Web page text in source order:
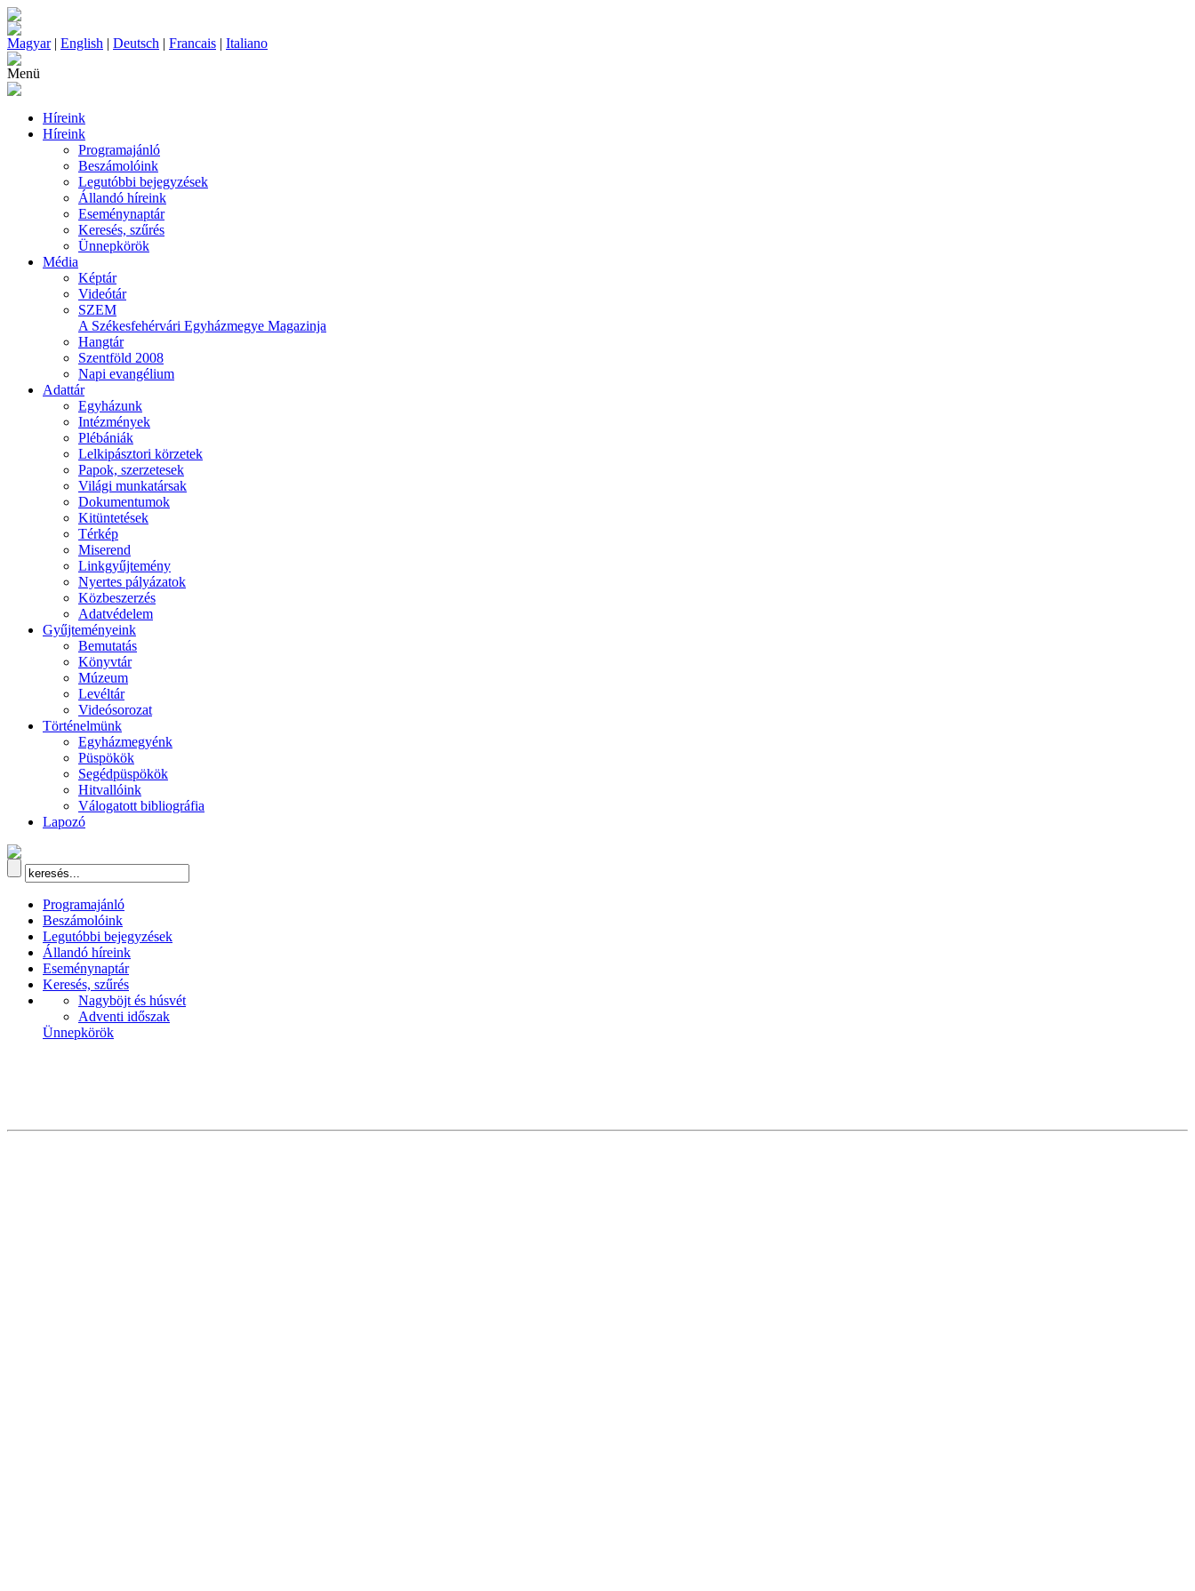
Magyar| English | Deutsch | Francais | Italiano
Menü
Híreink
Híreink
Programajánló
Beszámolóink
Legutóbbi bejegyzések
Állandó híreink
Eseménynaptár
Keresés, szűrés
Ünnepkörök
Média
Képtár
Videótár
SZEM
A Székesfehérvári Egyházmegye Magazinja
Hangtár
Szentföld 2008
Napi evangélium
Adattár
Egyházunk
Intézmények
Plébániák
Lelkipásztori körzetek
Papok, szerzetesek
Világi munkatársak
Dokumentumok
Kitüntetések
Térkép
Miserend
Linkgyűjtemény
Nyertes pályázatok
Közbeszerzés
Adatvédelem
Gyűjteményeink
Bemutatás
Könyvtár
Múzeum
Levéltár
Videósorozat
Történelmünk
Egyházmegyénk
Püspökök
Segédpüspökök
Hitvallóink
Válogatott bibliográfia
Lapozó
Programajánló
Beszámolóink
Legutóbbi bejegyzések
Állandó híreink
Eseménynaptár
Keresés, szűrés
Nagyböjt és húsvét
Adventi időszak
Ünnepkörök